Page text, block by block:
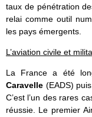
taux de pénétration
relai comme outil
les pays émergents.
L’aviation civile et
La France a été
Caravelle (EADS)
C’est l’un des rares
réussie. Le premier